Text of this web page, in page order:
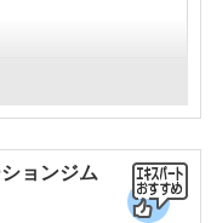
ョンジム